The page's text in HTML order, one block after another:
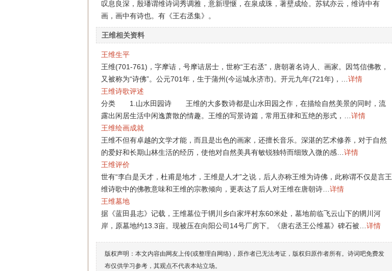
叹息良深，殷璠谓维诗词秀调雅，意新理惬，在泉成珠，著壁成绘。苏轼亦云，维诗中有
画，画中有诗也。有《王右丞集》。
王维相关资料
王维生平
王维(701-761)，字摩诘，号摩诘居士，世称“王右丞”，唐朝著名诗人、画家。因笃信佛教，
又被称为“诗佛”。公元701年，生于蒲州(今运城永济市)。开元九年(721年)，… 详情
王维诗歌评述
分类 1.山水田园诗 王维的大多数诗都是山水田园之作，在描绘自然美景的同时，流
露出闲居生活中闲逸萧散的情趣。王维的写景诗篇，常用五律和五绝的形式，… 详情
王维绘画成就
王维不但有卓越的文学才能，而且是出色的画家，还擅长音乐。深湛的艺术修养，对于自然
的爱好和长期山林生活的经历，使他对自然美具有敏锐独特而细致入微的感… 详情
王维评价
世有“李白是天才，杜甫是地才，王维是人才”之说，后人亦称王维为诗佛，此称谓不仅是言王
维诗歌中的佛教意味和王维的宗教倾向，更表达了后人对王维在唐朝诗… 详情
王维墓地
据《蓝田县志》记载，王维墓位于辋川乡白家坪村东60米处，墓地前临飞云山下的辋川河
岸，原墓地约13.3亩。现被压在向阳公司14号厂房下。《唐右丞王公维墓》碑石被… 详情
版权声明：本文内容由网友上传(或整理自网络)，原作者已无法考证，版权归原作者所有。诗词吧免费发
布仅供学习参考，其观点不代表本站立场。